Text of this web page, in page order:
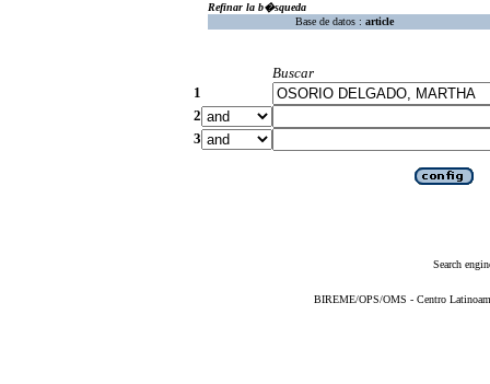
Refinar la b�squeda
Base de datos : article
Buscar
1
2
3
Search
BIREME/OPS/OMS - Centro